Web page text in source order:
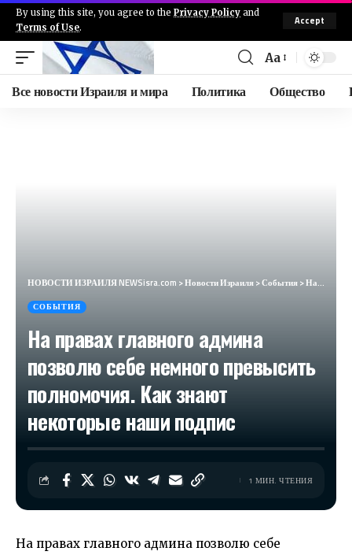
By using this site, you agree to the Privacy Policy and
Terms of Use.
Accept
Aa
Все новости Израиля и мира Политика Общество
НОВОСТИ ИЗРАИЛЯ NEWSisra.com >Новости Израиля>События>На правах главного админа позволю себе немного превысить полномочия. Как знают некоторые наши подпис
СОБЫТИЯ
На правах главного админа
позволю себе немного превысить
полномочия. Как знают
некоторые наши подпис
1 МИН. ЧТЕНИЯ
На правах главного админа позволю себе